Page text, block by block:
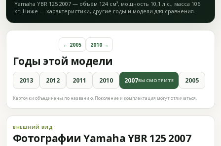
Yamaha YBR 125 2007 — объём 124 см³, мощность 10,1 л.с., масса 106
кг. Ниже — характеристики, другие годы и модели для сравнения.
Годы этой модели
← 2005 2010 →
2013 2012 2011 2010 2007ВЫ СМОТРИТЕ 2005
Карточки объединены по названию. Поколение и комплектация могут отличаться.
ВНЕШНИЙ ВИД
Фотографии Yamaha YBR 125 2007